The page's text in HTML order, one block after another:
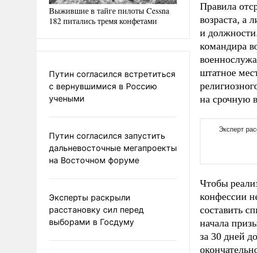
Выжившие в тайге пилоты Cessna
182 питались тремя конфетами
Путин согласился встретиться
с вернувшимися в Россию
учеными
Путин согласился запустить
дальневосточные мегапроекты
на Восточном форуме
Эксперты раскрыли
расстановку сил перед
выборами в Госдуму
Правила
возраста, а
и
командира
штатное
на срочную
Чтобы
конфессии
составить
начала
за 30 дней